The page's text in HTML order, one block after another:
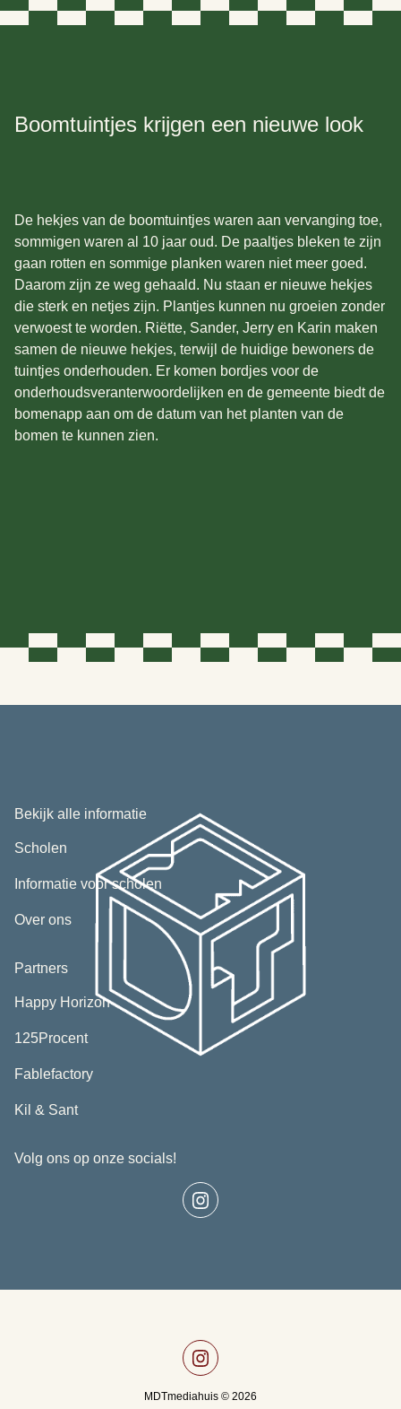
Boomtuintjes krijgen een nieuwe look
De hekjes van de boomtuintjes waren aan vervanging toe,
sommigen waren al 10 jaar oud. De paaltjes bleken te zijn
gaan rotten en sommige planken waren niet meer goed.
Daarom zijn ze weg gehaald. Nu staan er nieuwe hekjes
die sterk en netjes zijn. Plantjes kunnen nu groeien zonder
verwoest te worden. Riëtte, Sander, Jerry en Karin maken
samen de nieuwe hekjes, terwijl de huidige bewoners de
tuintjes onderhouden. Er komen bordjes voor de
onderhoudsveranterwoordelijken en de gemeente biedt de
bomenapp aan om de datum van het planten van de
bomen te kunnen zien.
Bekijk alle informatie
Scholen
Informatie voor scholen
Over ons
Partners
Happy Horizon(opent
125Procent(opent
nieuw
Fablefactory(opent
Kil & Sant(opent
tabblad)
Volg ons op onze socials!
MDTmediahuis © 2026